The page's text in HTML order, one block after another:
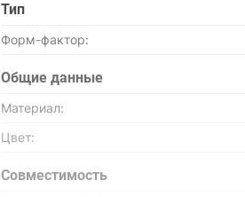
Тип
Форм-фактор:
Общие данные
Материал:
Цвет:
Совместимость